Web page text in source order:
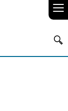
≡